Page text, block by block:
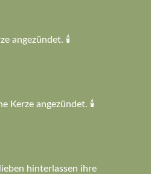
angezündet. 🕯️
Kerze angezündet. 🕯️
hinterlassen ihre